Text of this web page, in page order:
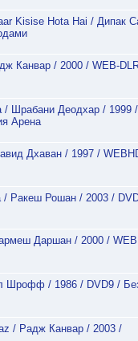
Kisise Hota Hai / Дипак
Канвар / 2000 / WEB-
/ Шрабани Деодхар / 1999 /
Арена
Дхаван / 1997 /
Ракеш Рошан / 2003 /
Даршан / 2000 /
Шрофф / 1986 / DVD9 /
/ Радж Канвар / 2003 /